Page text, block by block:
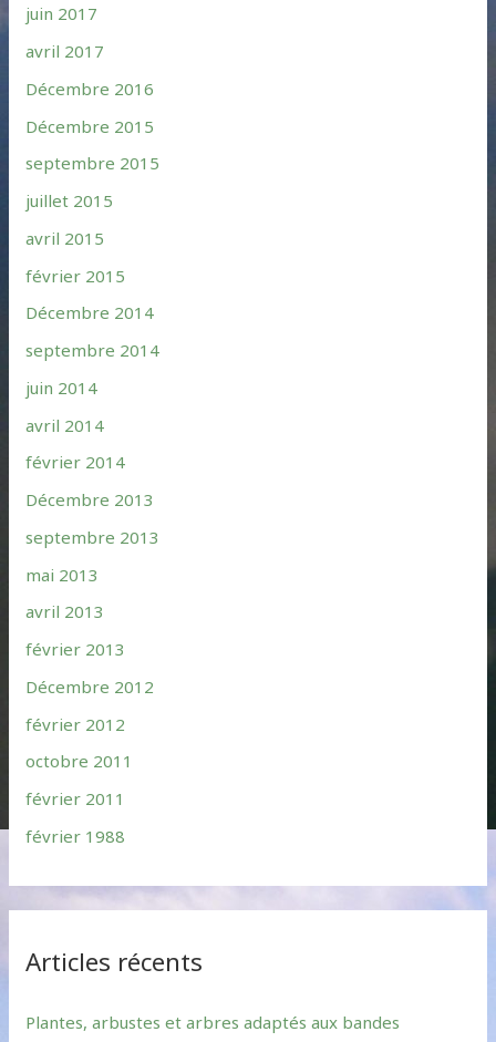
juin 2017
avril 2017
Décembre 2016
Décembre 2015
septembre 2015
juillet 2015
avril 2015
février 2015
Décembre 2014
septembre 2014
juin 2014
avril 2014
février 2014
Décembre 2013
septembre 2013
mai 2013
avril 2013
février 2013
Décembre 2012
février 2012
octobre 2011
février 2011
février 1988
Articles récents
Plantes, arbustes et arbres adaptés aux bandes